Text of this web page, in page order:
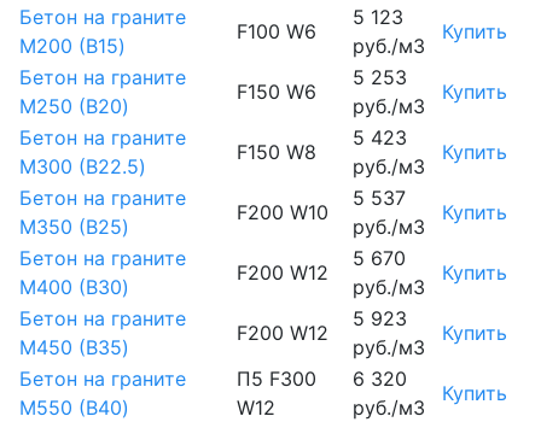
Бетон на граните
М200 (B15)
F100 W6
5 123
руб./м3
Купить
Бетон на граните
М250 (B20)
F150 W6
5 253
руб./м3
Купить
Бетон на граните
М300 (B22.5)
F150 W8
5 423
руб./м3
Купить
Бетон на граните
М350 (B25)
F200 W10
5 537
руб./м3
Купить
Бетон на граните
М400 (B30)
F200 W12
5 670
руб./м3
Купить
Бетон на граните
М450 (B35)
F200 W12
5 923
руб./м3
Купить
Бетон на граните
М550 (B40)
П5 F300
W12
6 320
руб./м3
Купить